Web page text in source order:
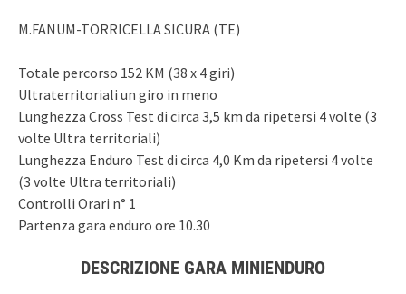
M.FANUM-TORRICELLA SICURA (TE)
Totale percorso 152 KM (38 x 4 giri)
Ultraterritoriali un giro in meno
Lunghezza Cross Test di circa 3,5 km da ripetersi 4 volte (3
volte Ultra territoriali)
Lunghezza Enduro Test di circa 4,0 Km da ripetersi 4 volte
(3 volte Ultra territoriali)
Controlli Orari n° 1
Partenza gara enduro ore 10.30
DESCRIZIONE GARA MINIENDURO